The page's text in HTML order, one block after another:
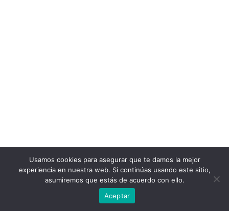
Usamos cookies para asegurar que te damos la mejor
experiencia en nuestra web. Si continúas usando este sitio,
asumiremos que estás de acuerdo con ello.
Aceptar